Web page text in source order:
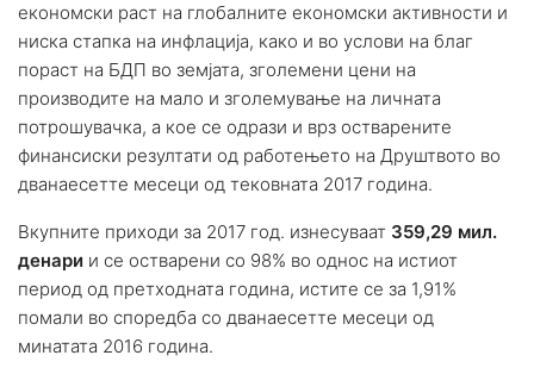
економски раст на глобалните економски активности и
ниска стапка на инфлација, како и во услови на благ
пораст на БДП во земјата, зголемени цени на
производите на мало и зголемување на личната
потрошувачка, а кое се одрази и врз остварените
финансиски резултати од работењето на Друштвото во
дванаесетте месеци од тековната 2017 година.
Вкупните приходи за 2017 год. изнесуваат 359,29 мил.
денари и се остварени со 98% во однос на истиот
период од претходната година, истите се за 1,91%
помали во споредба со дванаесетте месеци од
минатата 2016 година.